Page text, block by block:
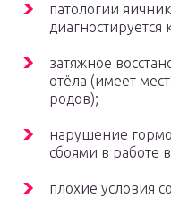
патологии
диагностируется
затяжное
отёла (имеет
родов);
нарушение
сбоями в работе
плохие условия